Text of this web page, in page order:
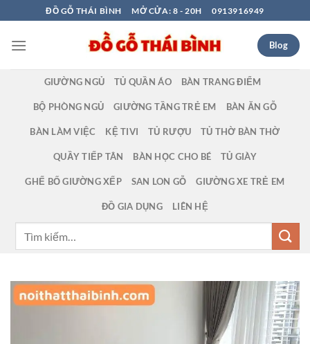
qua
nội
ĐỒ GỖ THÁI BÌNH MỞ CỬA: 8 - 20H 0913916949
Blog
GIƯỜNG NGỦ TỦ QUẦN ÁO BÀN TRANG ĐIỂM
BỘ PHÒNG NGỦ GIƯỜNG TẦNG TRẺ EM BÀN ĂN GỖ
BÀN LÀM VIỆC KỆ TIVI TỦ RƯỢU TỦ THỜ BÀN THỜ
QUẦY TIẾP TÂN BÀN HỌC CHO BÉ TỦ GIÀY
GHẾ BỐ GIƯỜNG XẾP SAN LON GỖ GIƯỜNG XE TRẺ EM
ĐỒ GIA DỤNG LIÊN HỆ